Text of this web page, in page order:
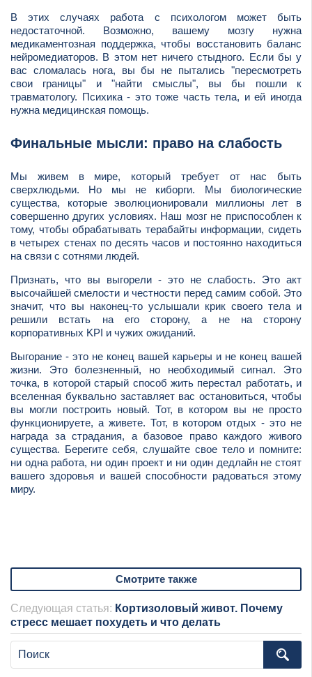
В этих случаях работа с психологом может быть
недостаточной. Возможно, вашему мозгу нужна
медикаментозная поддержка, чтобы восстановить баланс
нейромедиаторов. В этом нет ничего стыдного. Если бы у
вас сломалась нога, вы бы не пытались "пересмотреть
свои границы" и "найти смыслы", вы бы пошли к
травматологу. Психика - это тоже часть тела, и ей иногда
нужна медицинская помощь.
Финальные мысли: право на слабость
Мы живем в мире, который требует от нас быть
сверхлюдьми. Но мы не киборги. Мы биологические
существа, которые эволюционировали миллионы лет в
совершенно других условиях. Наш мозг не приспособлен к
тому, чтобы обрабатывать терабайты информации, сидеть
в четырех стенах по десять часов и постоянно находиться
на связи с сотнями людей.
Признать, что вы выгорели - это не слабость. Это акт
высочайшей смелости и честности перед самим собой. Это
значит, что вы наконец-то услышали крик своего тела и
решили встать на его сторону, а не на сторону
корпоративных KPI и чужих ожиданий.
Выгорание - это не конец вашей карьеры и не конец вашей
жизни. Это болезненный, но необходимый сигнал. Это
точка, в которой старый способ жить перестал работать, и
вселенная буквально заставляет вас остановиться, чтобы
вы могли построить новый. Тот, в котором вы не просто
функционируете, а живете. Тот, в котором отдых - это не
награда за страдания, а базовое право каждого живого
существа. Берегите себя, слушайте свое тело и помните:
ни одна работа, ни один проект и ни один дедлайн не стоят
вашего здоровья и вашей способности радоваться этому
миру.
Смотрите также
Следующая статья: Кортизоловый живот. Почему
стресс мешает похудеть и что делать